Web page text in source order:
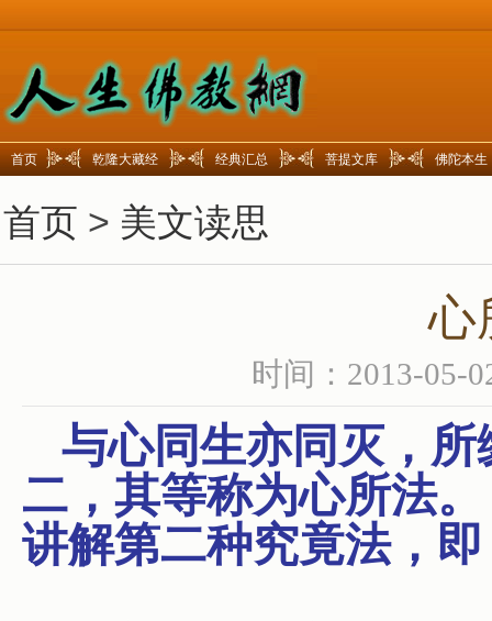
首页 乾隆大藏经 经典汇总 菩提文库 佛陀本生
首页 > 美文读思
心
时间：2013-05-
与心同生亦同灭，
二，其等称为心所法
讲解第二种究竟法，